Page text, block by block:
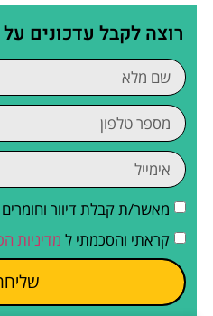
רוצה לקבל עדכונים
מאשר/ת קבלת דיוור וחומרים
קראתי והסכמתי ל מדיניות